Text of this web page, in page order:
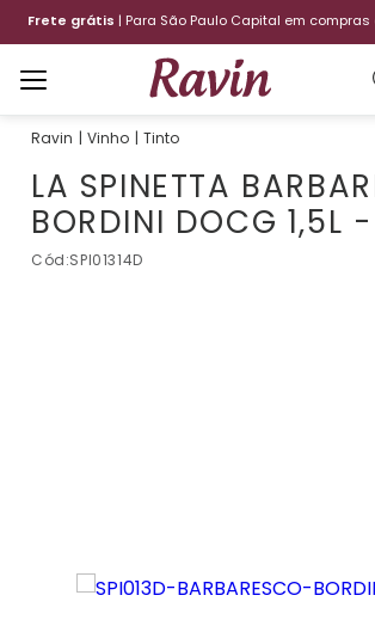
Frete grátis | Para São Paulo Capital em
Vinho Tinto
LA SPINETTA
BORDINI DOCG 1,5L
Cód:SPI01314D